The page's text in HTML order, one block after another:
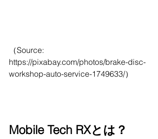
（Source:
https://pixabay.com/photos/brake-disc-
workshop-auto-service-1749633/）
Mobile Tech RXとは？